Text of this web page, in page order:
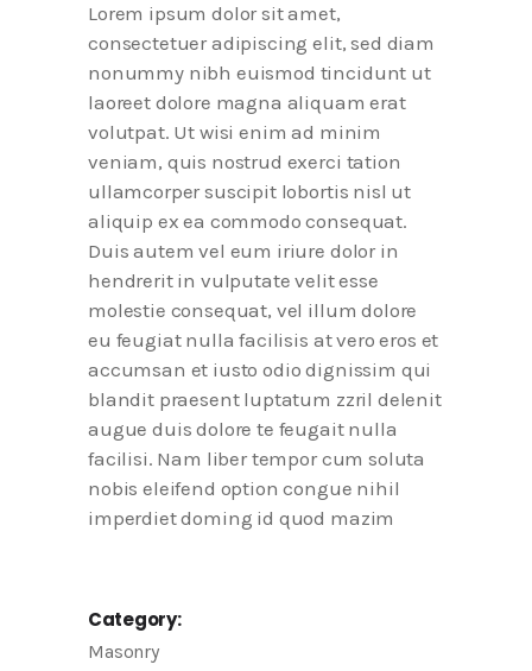
Lorem ipsum dolor sit amet,
consectetuer adipiscing elit, sed diam
nonummy nibh euismod tincidunt ut
laoreet dolore magna aliquam erat
volutpat. Ut wisi enim ad minim
veniam, quis nostrud exerci tation
ullamcorper suscipit lobortis nisl ut
aliquip ex ea commodo consequat.
Duis autem vel eum iriure dolor in
hendrerit in vulputate velit esse
molestie consequat, vel illum dolore
eu feugiat nulla facilisis at vero eros et
accumsan et iusto odio dignissim qui
blandit praesent luptatum zzril delenit
augue duis dolore te feugait nulla
facilisi. Nam liber tempor cum soluta
nobis eleifend option congue nihil
imperdiet doming id quod mazim
Category:
Masonry